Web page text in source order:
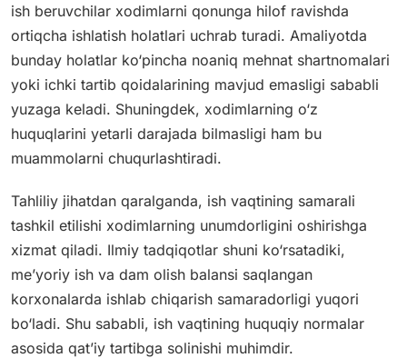
ish beruvchilar xodimlarni qonunga hilof ravishda
ortiqcha ishlatish holatlari uchrab turadi. Amaliyotda
bunday holatlar ko‘pincha noaniq mehnat shartnomalari
yoki ichki tartib qoidalarining mavjud emasligi sababli
yuzaga keladi. Shuningdek, xodimlarning o‘z
huquqlarini yetarli darajada bilmasligi ham bu
muammolarni chuqurlashtiradi.
Tahliliy jihatdan qaralganda, ish vaqtining samarali
tashkil etilishi xodimlarning unumdorligini oshirishga
xizmat qiladi. Ilmiy tadqiqotlar shuni ko‘rsatadiki,
me’yoriy ish va dam olish balansi saqlangan
korxonalarda ishlab chiqarish samaradorligi yuqori
bo‘ladi. Shu sababli, ish vaqtining huquqiy normalar
asosida qat’iy tartibga solinishi muhimdir.